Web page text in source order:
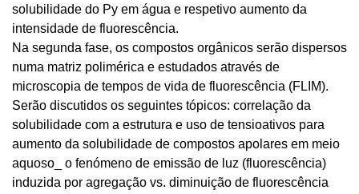
solubilidade do Py em água e respetivo aumento da
intensidade de fluorescência.
Na segunda fase, os compostos orgânicos serão dispersos
numa matriz polimérica e estudados através de
microscopia de tempos de vida de fluorescência (FLIM).
Serão discutidos os seguintes tópicos: correlação da
solubilidade com a estrutura e uso de tensioativos para
aumento da solubilidade de compostos apolares em meio
aquoso_ o fenómeno de emissão de luz (fluorescência)
induzida por agregação vs. diminuição de fluorescência